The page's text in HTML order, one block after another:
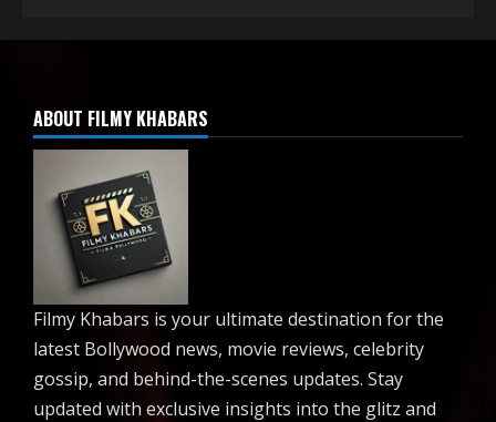
ABOUT FILMY KHABARS
Filmy Khabars is your ultimate destination for the
latest Bollywood news, movie reviews, celebrity
gossip, and behind-the-scenes updates. Stay
updated with exclusive insights into the glitz and